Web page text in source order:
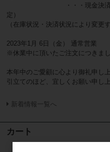
・・・現金決済（27日
定）
（在庫状況・決済状況により変更
2023年1月 6日（金） 通常営業
※休業中に頂いたご注文につきま
本年中のご愛顧に心より御礼申し
引立てのほど、宜しくお願い申し上
新着情報一覧へ
カート